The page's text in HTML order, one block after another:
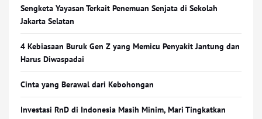
Sengketa Yayasan Terkait Penemuan Senjata di Sekolah
Jakarta Selatan
4 Kebiasaan Buruk Gen Z yang Memicu Penyakit Jantung dan
Harus Diwaspadai
Cinta yang Berawal dari Kebohongan
Investasi RnD di Indonesia Masih Minim, Mari Tingkatkan